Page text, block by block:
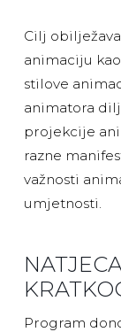
Cilj
animaciju
stilove
animatora
projekcije
razne
važnosti
umjetnosti.
Program